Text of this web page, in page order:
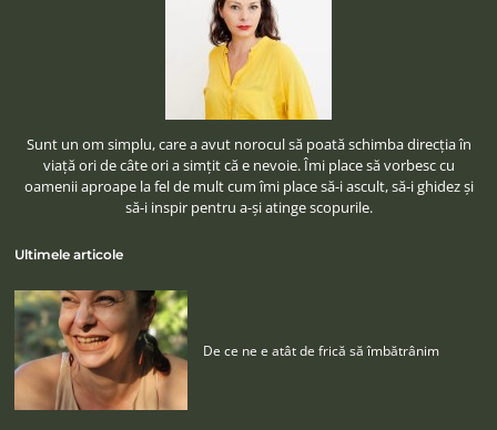
Sunt un om simplu, care a avut norocul să poată schimba direcţia în
viaţă ori de câte ori a simţit că e nevoie. Îmi place să vorbesc cu
oamenii aproape la fel de mult cum îmi place să-i ascult, să-i ghidez şi
să-i inspir pentru a-şi atinge scopurile.
Ultimele articole
De ce ne e atât de frică să îmbătrânim